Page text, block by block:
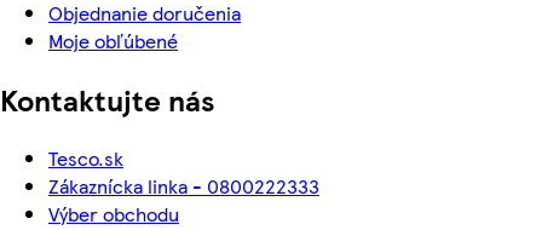
Objednanie doručenia
Moje obľúbené
Kontaktujte nás
Tesco.sk
Zákaznícka linka - 0800222333
Výber obchodu